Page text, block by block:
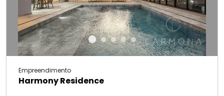
Empreendimento
Harmony Residence